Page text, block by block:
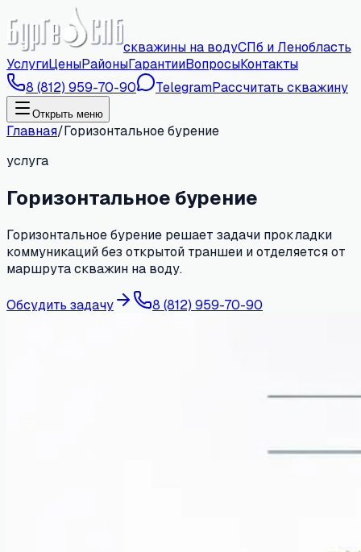
скважины на водуСПб и Ленобласть
УслугиЦеныРайоныГарантииВопросыКонтакты
8 (812) 959-70-90
TelegramРассчитать скважину
Открыть меню
Главная/Горизонтальное бурение
услуга
Горизонтальное бурение
Горизонтальное бурение решает задачи прокладки
коммуникаций без открытой траншеи и отделяется от
маршрута скважин на воду.
Обсудить задачу 8 (812) 959-70-90